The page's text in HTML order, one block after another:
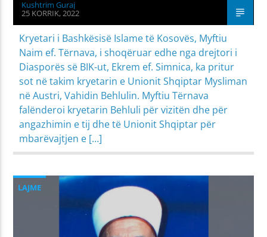
Kushtrim Guraj
25 KORRIK, 2022
Kryetari i Bashkësisë Islame të Kosovës, Myftiu
Naim ef. Tërnava, i shoqëruar edhe nga drejtori i
Diasporës së BIK-ut, Ekrem ef. Simnica, ka pritur
sot në takim kryetarin e Unionit Shqiptar Mysliman
në Austri, Vahidin Behlulin. Myftiu Tërnava
falënderoi kryetarin Behluli për vizitën dhe për
angazhimin e tij dhe të Unionit Shqiptar për
mbarëvajtjen e […]
LAJME